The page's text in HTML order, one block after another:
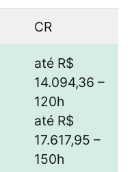
CR
até R$
14.094,36 –
120h
até R$
17.617,95 –
150h